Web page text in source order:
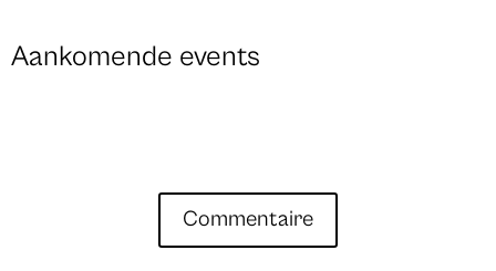
Aankomende events
Commentaire